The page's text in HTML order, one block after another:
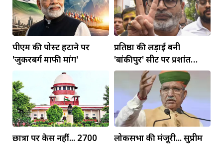
पीएम की पोस्ट हटाने पर
'जुकरबर्ग माफी मांगें'
प्रतिष्ठा की लड़ाई बनी
'बांकीपुर' सीट पर प्रशांत
किशोर की जीत
छात्रों पर केस नहीं... 2700 लोकसभा की मंजूरी... सुप्रीम